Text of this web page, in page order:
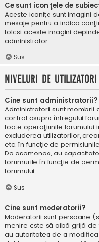
Ce sunt iconiţele de
Aceste iconiţe sunt imagini
mesaje pentru a indica
folosi aceste imagini
administrator.
Sus
Niveluri de
Cine sunt administratorii?
Administratorii sunt membrii
control asupra întregului
toate operaţiunile forumului
excluderea utilizatorilor,
etc. în funcţie de
De asemenea, au
forumurile în funcţie de
forumului.
Sus
Cine sunt moderatorii?
Moderatorii sunt persoane
menire este să aibă grijă de
au autoritatea de a